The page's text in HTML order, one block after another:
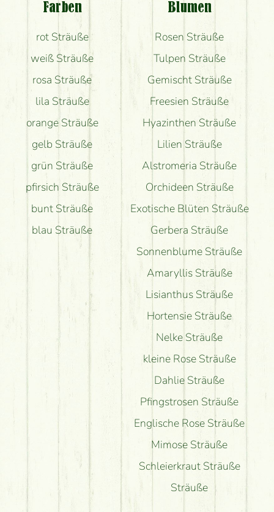
Farben
rot Sträuße
weiß Sträuße
rosa Sträuße
lila Sträuße
orange Sträuße
gelb Sträuße
grün Sträuße
pfirsich Sträuße
bunt Sträuße
blau Sträuße
Blumen
Rosen Sträuße
Tulpen Sträuße
Gemischt Sträuße
Freesien Sträuße
Hyazinthen Sträuße
Lilien Sträuße
Alstromeria Sträuße
Orchideen Sträuße
Exotische Blüten Sträuße
Gerbera Sträuße
Sonnenblume Sträuße
Amaryllis Sträuße
Lisianthus Sträuße
Hortensie Sträuße
Nelke Sträuße
kleine Rose Sträuße
Dahlie Sträuße
Pfingstrosen Sträuße
Englische Rose Sträuße
Mimose Sträuße
Schleierkraut Sträuße
Sträuße